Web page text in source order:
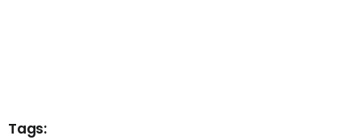
Tags: